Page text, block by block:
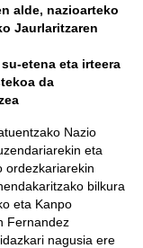
alde, nazioarteko
Jaurlaritzaren
etena eta irteera
da
Nazio
eta
ordezkariarekin
bilkura
eta Kanpo
Fernandez
nagusia ere